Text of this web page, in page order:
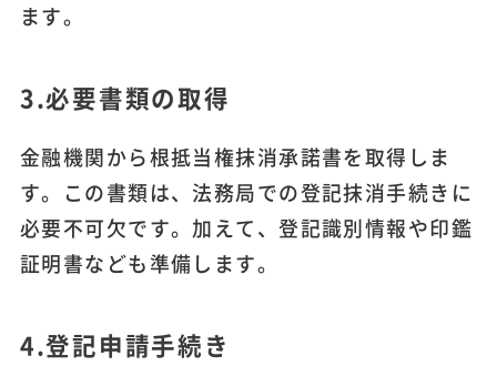
ます。
3.必要書類の取得
金融機関から根抵当権抹消承諾書を取得しま
す。この書類は、法務局での登記抹消手続きに
必要不可欠です。加えて、登記識別情報や印鑑
証明書なども準備します。
4.登記申請手続き